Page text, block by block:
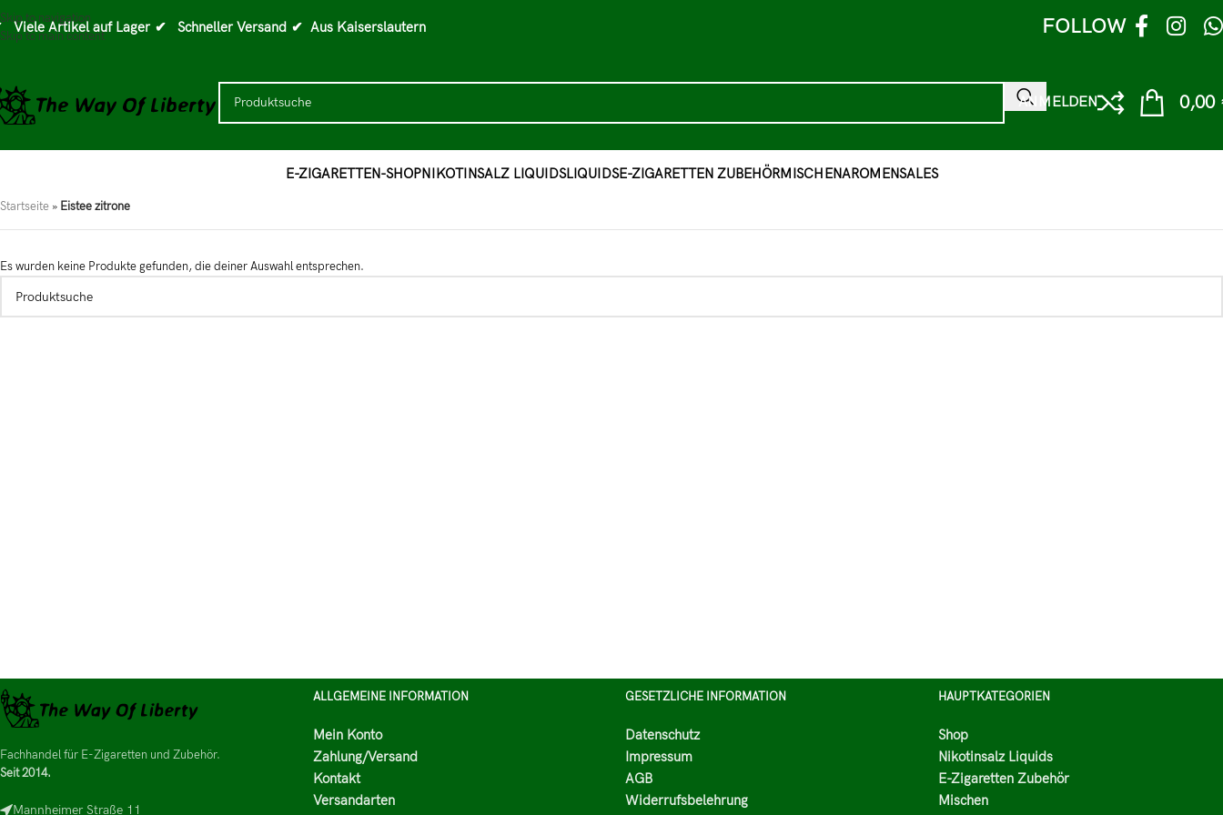
Skip to navigation
Skip to main content
Viele Artikel auf Lager ✔ Schneller Versand ✔ Aus Kaiserslautern FOLLOW
ANMELDEN 0,00
E-ZIGARETTEN-SHOPNIKOTINSALZ LIQUIDSLIQUIDSE-ZIGARETTEN ZUBEHÖRMISCHENAROMENSALES
Startseite » Eistee zitrone
Es wurden keine Produkte gefunden, die deiner Auswahl entsprechen.
Fachhandel für E-Zigaretten und Zubehör.
Seit 2014.
Mannheimer Straße 11
ALLGEMEINE INFORMATION
Mein Konto
Zahlung/Versand
Kontakt
Versandarten
GESETZLICHE INFORMATION
Datenschutz
Impressum
AGB
Widerrufsbelehrung
HAUPTKATEGORIEN
Shop
Nikotinsalz Liquids
E-Zigaretten Zubehör
Mischen